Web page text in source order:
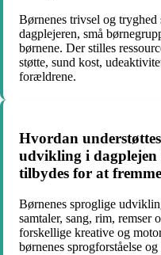
Børnenes trivsel og
dagplejeren, små
børnene. Der stilles
støtte, sund kost,
forældrene.
Hvordan
udvikling i dagplejen
tilbydes for at
Børnenes sproglige
samtaler, sang, rim, remser
forskellige kreative og
børnenes sprogforståelse